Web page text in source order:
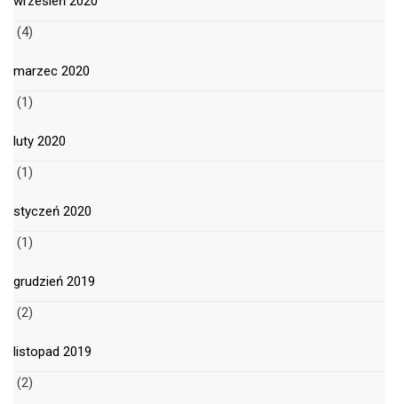
(4)
marzec 2020
(1)
luty 2020
(1)
styczeń 2020
(1)
grudzień 2019
(2)
listopad 2019
(2)